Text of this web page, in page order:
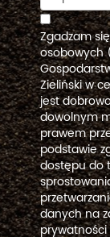
Zgadzam
osobowych
Zieliński w
jest
dowolnym
prawem
podstawie
dostępu do
danych na